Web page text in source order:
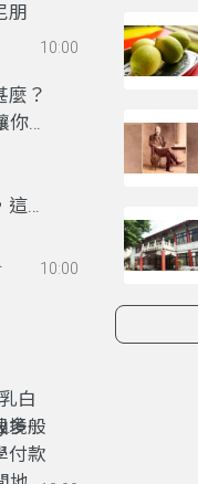
朋
麼？
想
白
境般
10:00
樣
10:00
多時
付款